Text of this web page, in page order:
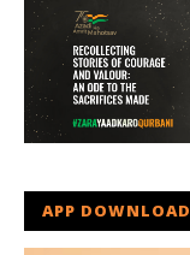
APP DOWNLOAD